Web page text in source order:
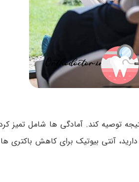
توصیه کند. آمادگی ها شامل تمیز
آنتی بیوتیک برای کاهش باکتری